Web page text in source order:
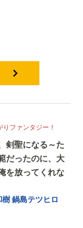
ファンタジー！
剣聖になる～た
だったのに、大
を放ってくれな
樹鍋島テツヒロ